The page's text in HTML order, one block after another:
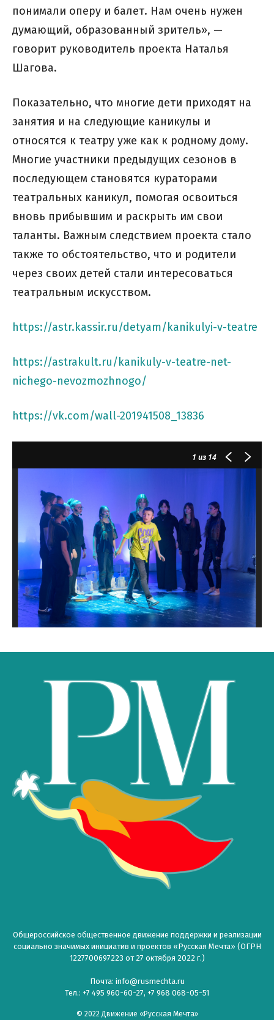
понимали оперу и балет. Нам очень нужен
думающий, образованный зритель», —
говорит руководитель проекта Наталья
Шагова.
Показательно, что многие дети приходят на
занятия и на следующие каникулы и
относятся к театру уже как к родному дому.
Многие участники предыдущих сезонов в
последующем становятся кураторами
театральных каникул, помогая освоиться
вновь прибывшим и раскрыть им свои
таланты. Важным следствием проекта стало
также то обстоятельство, что и родители
через своих детей стали интересоваться
театральным искусством.
https://astr.kassir.ru/detyam/kanikulyi-v-teatre
https://astrakult.ru/kanikuly-v-teatre-net-
nichego-nevozmozhnogo/
https://vk.com/wall-201941508_13836
1 из 14
Общероссийское общественное движение поддержки и реализации
социально значимых инициатив и проектов «Русская Мечта» (ОГРН
1227700697223 от 27 октября 2022 г.)
Почта: info@rusmechta.ru
Тел.: +7 495 960-60-27, +7 968 068-05-51
© 2022 Движение «Русская Мечта»